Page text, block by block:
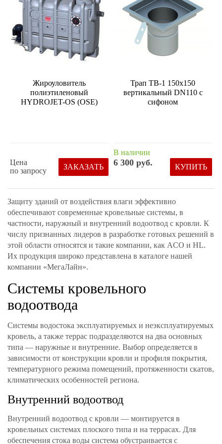
Жироуловитель
полиэтиленовый
HYDROJET-OS (OSE)
Цена
по запросу
ЗАКАЗАТЬ
Трап ТВ-1 150х150
вертикальный DN110 с
сифоном
В наличии
6 300 руб. КУПИТЬ
Защиту зданий от воздействия влаги эффективно
обеспечивают современные кровельные системы, в
частности, наружный и внутренний водоотвод с кровли. К
числу признанных лидеров в разработке готовых решений в
этой области относятся и такие компании, как ACO и HL.
Их продукция широко представлена в каталоге нашей
компании «МегаЛайн».
Системы кровельного
водоотвода
Системы водостока эксплуатируемых и неэксплуатируемых
кровель, а также террас подразделяются на два основных
типа — наружные и внутренние. Выбор определяется в
зависимости от конструкции кровли и профиля покрытия,
температурного режима помещений, протяженности скатов,
климатических особенностей региона.
Внутренний водоотвод
Внутренний водоотвод с кровли — монтируется в
кровельных системах плоского типа и на террасах. Для
обеспечения стока воды система обустраивается с